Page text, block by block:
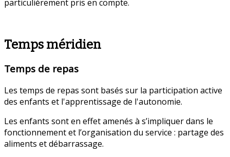
particulièrement pris en compte.
Temps méridien
Temps de repas
Les temps de repas sont basés sur la participation active
des enfants et l'apprentissage de l'autonomie.
Les enfants sont en effet amenés à s’impliquer dans le
fonctionnement et l’organisation du service : partage des
aliments et débarrassage.